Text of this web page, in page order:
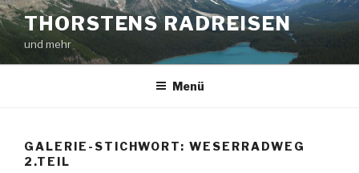
Zum
Inhalt
springen
THORSTENS RADREISEN
und mehr
Menü
GALERIE-STICHWORT:WESERRADWEG
2.TEIL